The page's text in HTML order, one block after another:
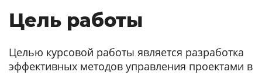
Цель работы
Целью курсовой работы является разработка
эффективных методов управления проектами в